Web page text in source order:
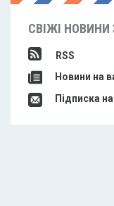
СВІЖІ
RSS
Новини на
Підписка